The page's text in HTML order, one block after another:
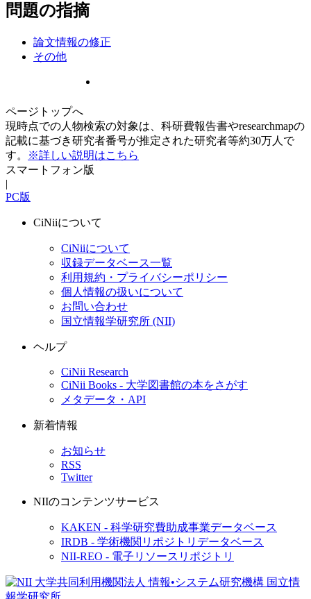
問題の指摘
論文情報の修正
その他
ページトップへ
現時点での人物検索の対象は、科研費報告書やresearchmapの
記載に基づき研究者番号が推定された研究者等約30万人で
す。
※詳しい説明はこちら
スマートフォン版
|
PC版
CiNiiについて
CiNiiについて
収録データベース一覧
利用規約・プライバシーポリシー
個人情報の扱いについて
お問い合わせ
国立情報学研究所 (NII)
ヘルプ
CiNii Research
CiNii Books - 大学図書館の本をさがす
メタデータ・API
新着情報
お知らせ
RSS
Twitter
NIIのコンテンツサービス
KAKEN - 科学研究費助成事業データベース
IRDB - 学術機関リポジトリデータベース
NII-REO - 電子リソースリポジトリ